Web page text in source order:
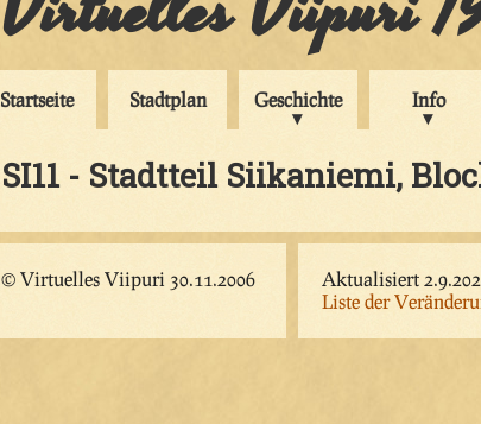
Startseite Stadtplan Geschichte Info
SI11 - Stadtteil Siikaniemi,
© Virtuelles Viipuri 30.11.2006
Aktualisiert
Liste der